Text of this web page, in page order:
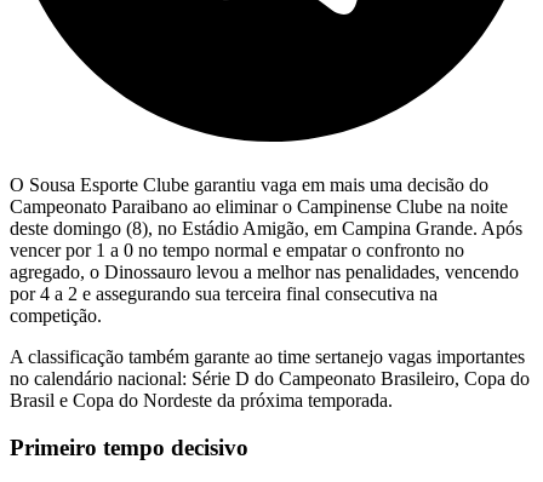
O Sousa Esporte Clube garantiu vaga em mais uma decisão do
Campeonato Paraibano ao eliminar o Campinense Clube na noite
deste domingo (8), no Estádio Amigão, em Campina Grande. Após
vencer por 1 a 0 no tempo normal e empatar o confronto no
agregado, o Dinossauro levou a melhor nas penalidades, vencendo
por 4 a 2 e assegurando sua terceira final consecutiva na
competição.
A classificação também garante ao time sertanejo vagas importantes
no calendário nacional: Série D do Campeonato Brasileiro, Copa do
Brasil e Copa do Nordeste da próxima temporada.
Primeiro tempo decisivo